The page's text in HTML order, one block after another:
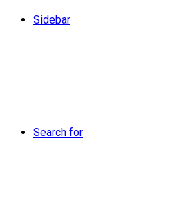
Sidebar
Search for